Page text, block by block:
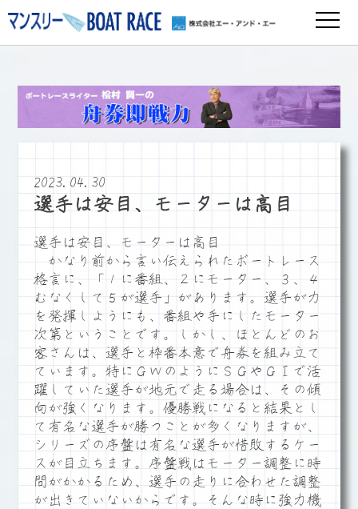
2023.04.30
選手は安目、モーターは高目
選手は安目、モーターは高目
かなり前から言い伝えられたボートレース
格言に、「１に番組、２にモーター、３、４
むなくして５が選手」があります。選手が力
を発揮しようにも、番組や手にしたモーター
次第ということです。しかし、ほとんどのお
客さんは、選手と枠番本意で舟券を組み立て
ています。特にＧＷのようにＳＧやＧⅠで活
躍していた選手が地元で走る場合は、その傾
向が強くなります。優勝戦になると結果とし
て有名な選手が勝つことが多くなりますが、
シリーズの序盤は有名な選手が惜敗するケー
スが目立ちます。序盤戦はモーター調整に時
間がかかるため、選手の走りに合わせた調整
が出きていないからです。そんな時に強力機